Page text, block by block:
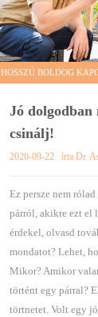
HOSSZÚ BOLDOG
Jó
csinálj!
2020-09-22 írta Dr.
Ez persze nem
párról, akikre ezt el
érdekel, olvasd
mondatot? Lehet,
Mikor? Amikor
történt egy párral?
törtnetet. Volt egy